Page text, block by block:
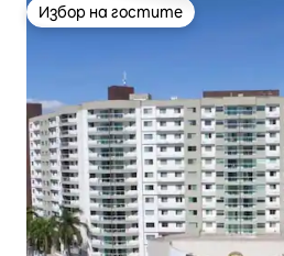
Избор на гостите
Избор на гостите